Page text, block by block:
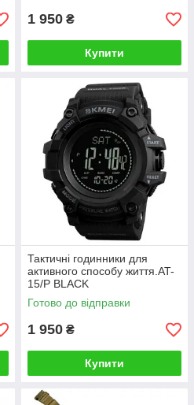
1 950 ₴
Купити
Тактичні годинники для
активного способу життя.AT-
15/P BLACK
Готово до відправки
1 950 ₴
Купити